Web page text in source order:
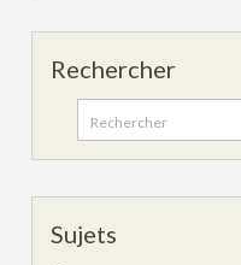
Rechercher
Search
for:
Sujets